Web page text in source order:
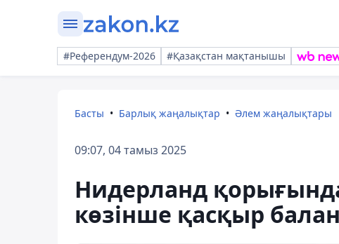
#Референдум-2026 #Қазақстан мақтанышы
Басты Барлық жаңалықтар Әлем жаңалықтары
09:07, 04 тамыз 2025
Нидерланд
көзінше қасқыр